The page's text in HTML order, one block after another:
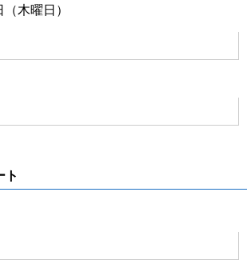
木曜日）
ト